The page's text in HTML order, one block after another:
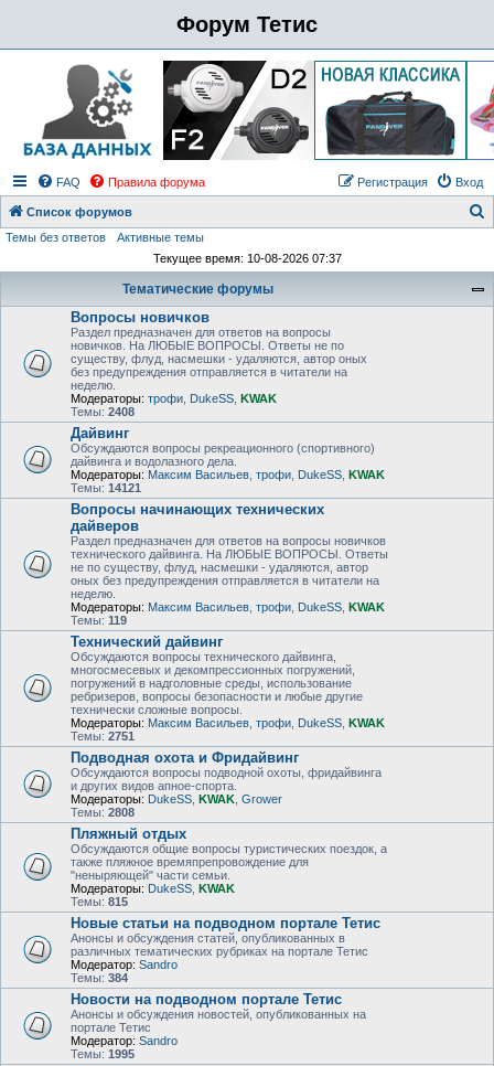
Форум Тетис
FAQ Правила форума Вход
Регистрация
Список форумов
Темы без ответов
Активные темы
Текущее время: 10-08-2026 07:37
Тематические форумы
Вопросы новичков
Раздел предназначен для ответов на вопросы
новичков. На ЛЮБЫЕ ВОПРОСЫ. Ответы не по
существу, флуд, насмешки - удаляются, автор оных
без предупреждения отправляется в читатели на
неделю.
Модераторы: трофи DukeSS KWAK
Темы: 2408
Дайвинг
Обсуждаются вопросы рекреационного (спортивного)
дайвинга и водолазного дела.
Модераторы: Максим Васильев трофи DukeSS KWAK
Темы: 14121
Вопросы начинающих технических
дайверов
Раздел предназначен для ответов на вопросы новичков
технического дайвинга. На ЛЮБЫЕ ВОПРОСЫ. Ответы
не по существу, флуд, насмешки - удаляются, автор
оных без предупреждения отправляется в читатели на
неделю.
Модераторы: Максим Васильев трофи DukeSS KWAK
Темы: 119
Технический дайвинг
Обсуждаются вопросы технического дайвинга,
многосмесевых и декомпрессионных погружений,
погружений в надголовные среды, использование
ребризеров, вопросы безопасности и любые другие
технически сложные вопросы.
Модераторы: Максим Васильев трофи DukeSS KWAK
Темы: 2751
Подводная охота и Фридайвинг
Обсуждаются вопросы подводной охоты, фридайвинга
и других видов апное-спорта.
Модераторы: DukeSS KWAK Grower
Темы: 2808
Пляжный отдых
Обсуждаются общие вопросы туристических поездок, а
также пляжное времяпрепровождение для
"неныряющей" части семьи.
Модераторы: DukeSS KWAK
Темы: 815
Новые статьи на подводном портале Тетис
Анонсы и обсуждения статей, опубликованных в
различных тематических рубриках на портале Тетис
Модератор: Sandro
Темы: 384
Новости на подводном портале Тетис
Анонсы и обсуждения новостей, опубликованных на
портале Тетис
Модератор: Sandro
Темы: 1995